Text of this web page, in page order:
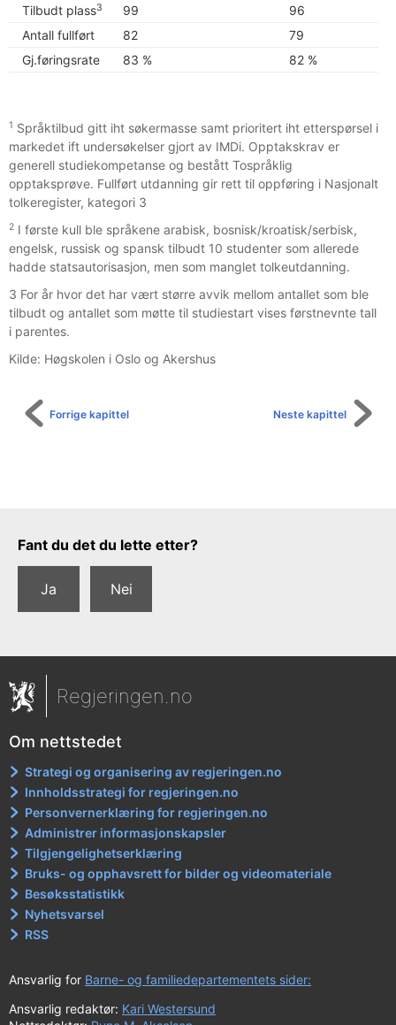
Tilbudt plass3 99 96
Antall fullført
82 79
Gj.føringsrate
83 % 82 %
1 Språktilbud gitt iht søkermasse samt prioritert iht etterspørsel i
markedet ift undersøkelser gjort av IMDi. Opptakskrav er
generell studiekompetanse og bestått Tospråklig
opptaksprøve. Fullført utdanning gir rett til oppføring i Nasjonalt
tolkeregister, kategori 3
2 I første kull ble språkene arabisk, bosnisk/kroatisk/serbisk,
engelsk, russisk og spansk tilbudt 10 studenter som allerede
hadde statsautorisasjon, men som manglet tolkeutdanning.
3 For år hvor det har vært større avvik mellom antallet som ble
tilbudt og antallet som møtte til studiestart vises førstnevnte tall
i parentes.
Kilde: Høgskolen i Oslo og Akershus
Neste kapittel
Forrige kapittel
Tilbakemeldingsskjema
Fant du det du lette etter?
Ja Nei
Regjeringen.no
Om nettstedet
Strategi og organisering av regjeringen.no
Innholdsstrategi for regjeringen.no
Personvernerklæring for regjeringen.no
Administrer informasjonskapsler
Tilgjengelighetserklæring
Bruks- og opphavsrett for bilder og videomateriale
Besøksstatistikk
Nyhetsvarsel
RSS
Ansvarlig for Barne- og familiedepartementets sider:
Ansvarlig redaktør: Kari Westersund